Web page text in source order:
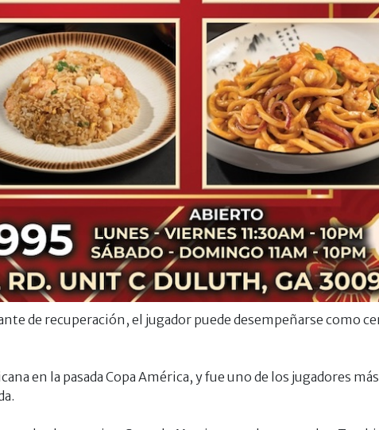
de recuperación, el jugador puede desempeñarse como
en la pasada Copa América, y fue uno de los jugadores